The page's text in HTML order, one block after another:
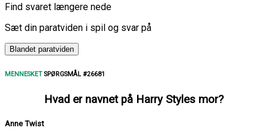
Find svaret længere nede
Sæt din paratviden i spil og svar på
Blandet paratviden
MENNESKET SPØRGSMÅL #26681
Hvad er navnet på Harry Styles mor?
Anne Twist